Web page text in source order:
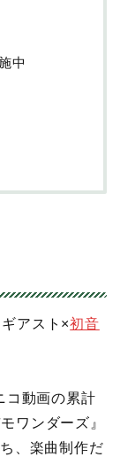
中
アスト×初音
コ動画の累計
ワンダーズ』
、楽曲制作だ